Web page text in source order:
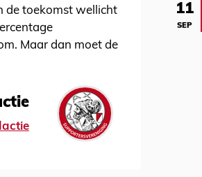
de toekomst wellicht
Maar dan moet de
11
SEP